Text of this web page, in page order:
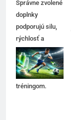
Správne zvolené
doplnky
podporujú silu,
rýchlosť a
regeneráciu
spolu s
kvalitným
tréningom.